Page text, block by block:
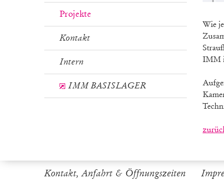
Projekte
Kontakt
Intern
IMM BASISLAGER
Wie
IMM
Kontakt, Anfahrt & Öffnungszeiten